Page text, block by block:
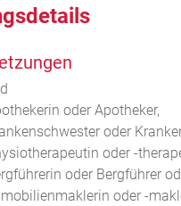
oder Apotheker,
oder
oder -
oder Bergführer
oder -